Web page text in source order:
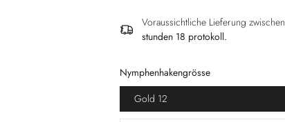
Voraussichtliche Lieferung zwischen
stunden 18 protokoll.
Nymphenhakengrösse
Gold 12